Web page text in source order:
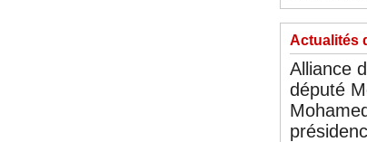
Actualités
Alliance
député